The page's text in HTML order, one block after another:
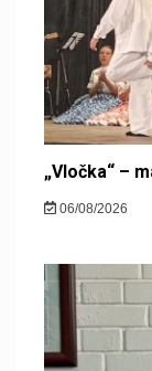
„Vločka“ –
06/08/2026